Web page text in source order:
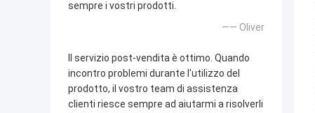
sempre i vostri prodotti.
—— Oliver
Il servizio post-vendita è ottimo. Quando
incontro problemi durante l'utilizzo del
prodotto, il vostro team di assistenza
clienti riesce sempre ad aiutarmi a risolverli